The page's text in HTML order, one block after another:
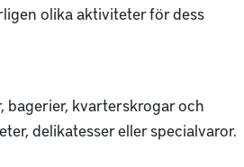
olika aktiviteter för dess
kvarterskrogar och
delikatesser eller specialvaror.